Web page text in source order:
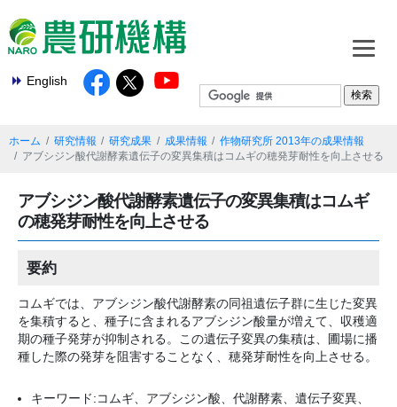
English
ホーム 研究情報 研究成果 成果情報
作物研究所 2013年の成果情報
アブシジン酸代謝酵素遺伝子の変異集積はコムギの穂発芽耐性を向上させる
アブシジン酸代謝酵素遺伝子の変異集積はコムギ
の穂発芽耐性を向上させる
要約
コムギでは、アブシジン酸代謝酵素の同祖遺伝子群に生じた変異
を集積すると、種子に含まれるアブシジン酸量が増えて、収穫適
期の種子発芽が抑制される。この遺伝子変異の集積は、圃場に播
種した際の発芽を阻害することなく、穂発芽耐性を向上させる。
キーワード:コムギ、アブシジン酸、代謝酵素、遺伝子変異、